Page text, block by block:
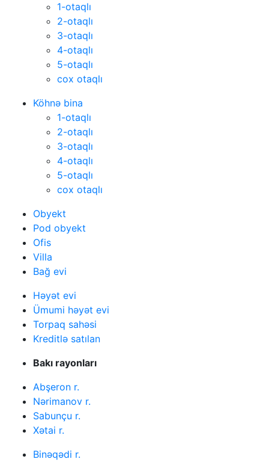
1-otaqlı
2-otaqlı
3-otaqlı
4-otaqlı
5-otaqlı
cox otaqlı
Köhnə bina
1-otaqlı
2-otaqlı
3-otaqlı
4-otaqlı
5-otaqlı
cox otaqlı
Obyekt
Pod obyekt
Ofis
Villa
Bağ evi
Həyət evi
Ümumi həyət evi
Torpaq sahəsi
Kreditlə satılan
Bakı rayonları
Abşeron r.
Nərimanov r.
Sabunçu r.
Xətai r.
Binəqədi r.